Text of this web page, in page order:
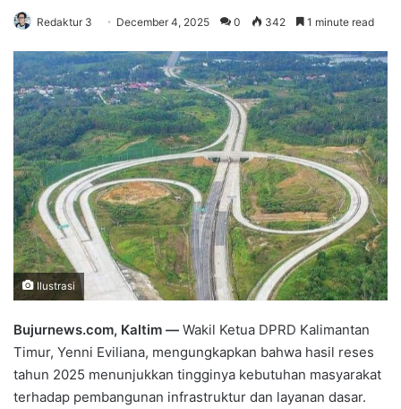
Redaktur 3 December 4, 2025 0 342 1 minute read
Ilustrasi
Bujurnews.com, Kaltim — Wakil Ketua DPRD Kalimantan
Timur, Yenni Eviliana, mengungkapkan bahwa hasil reses
tahun 2025 menunjukkan tingginya kebutuhan masyarakat
terhadap pembangunan infrastruktur dan layanan dasar.